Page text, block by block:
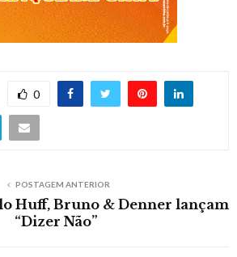
0
POSTAGEM ANTERIOR
Huff, Bruno & Denner lançam
“Dizer Não”